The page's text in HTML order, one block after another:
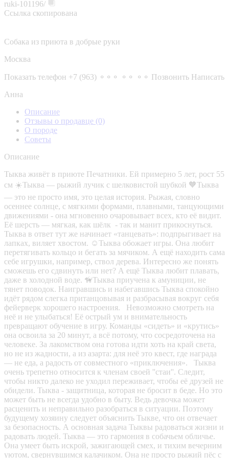
ruki-101196/
Ссылка скопирована
Собака из приюта в добрые руки
Москва
Показать телефон +7 (963) ⚬⚬⚬ ⚬⚬ ⚬⚬ Позвонить Написать
Анна
Описание
Отзывы о продавце (0)
О породе
Советы
Описание
Тыква живёт в приюте Печатники. Ей примерно 5 лет, рост 55
см ☀️Тыква — рыжий лучик с шелковистой шубкой 🧡Тыква
— это не просто имя, это целая история. Рыжая, словно
осеннее солнце, с мягкими формами, плавными, танцующими
движениями - она мгновенно очаровывает всех, кто её видит.
Её шерсть — мягкая, как шёлк - так и манит прикоснуться.
Тыква в ответ тут же начинает «танцевать»: подпрыгивает на
лапках, виляет хвостом. ☺️Тыква обожает игры. Она любит
перетягивать кольцо и бегать за мячиком. А ещё находить сама
себе игрушки, например, ствол дерева. Интересно же понять
сможешь его сдвинуть или нет? А ещё Тыква любит плавать,
даже в холодной воде. 🦮Тыква приучена к амуниции, не
тянет поводок. Наигравшись и набегавшись Тыква спокойно
идёт рядом слегка пританцовывая и разбрасывая вокруг себя
фейерверк хорошего настроения. Невозможно смотреть на
неё и не улыбаться! Её острый ум и внимательность
превращают обучение в игру. Команды «сидеть» и «крутись»
она освоила за 20 минут, а всё потому, что сосредоточена на
человеке. За лакомством она готова идти хоть на край света,
но не из жадности, а из азарта: для неё это квест, где награда
— не еда, а радость от совместного «приключения». Тыква
очень трепетно относится к членам своей ''стаи''. Следит,
чтобы никто далеко не уходил переживает, чтобы её друзей не
обидели. Тыква - защитница, которая не бросит в беде. Но это
может быть не всегда удобно в быту. Ведь девочка может
расценить и неправильно разобраться в ситуации. Поэтому
будущему хозяину следует объяснить Тыкве, что он отвечает
за безопасность. А основная задача Тыквы радоваться жизни и
радовать людей. Тыква — это гармония в собачьем обличье.
Она умеет быть искрой, зажигающей смех, и тихим вечерним
уютом, свернувшимся калачиком. Она не просто рыжий пёс с